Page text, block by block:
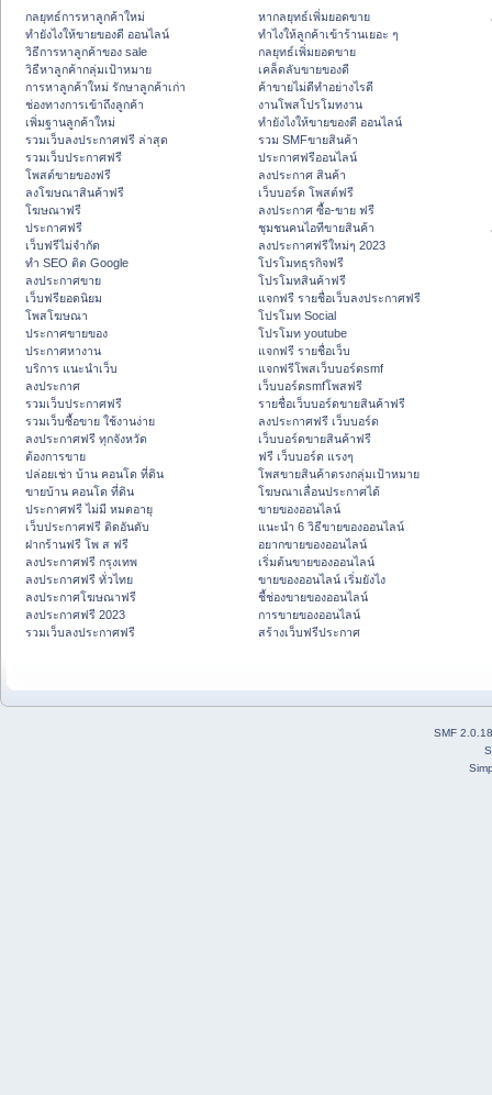
กลยุทธ์การหาลูกค้าใหม่
ทํายังไงให้ขายของดี ออนไลน์
วิธีการหาลูกค้าของ sale
วิธีหาลูกค้ากลุ่มเป้าหมาย
การหาลูกค้าใหม่ รักษาลูกค้าเก่า
ช่องทางการเข้าถึงลูกค้า
เพิ่มฐานลูกค้าใหม่
รวมเว็บลงประกาศฟรี ล่าสุด
รวมเว็บประกาศฟรี
โพสต์ขายของฟรี
ลงโฆษณาสินค้าฟรี
โฆษณาฟรี
ประกาศฟรี
เว็บฟรีไม่จำกัด
ทำ SEO ติด Google
ลงประกาศขาย
เว็บฟรียอดนิยม
โพสโฆษณา
ประกาศขายของ
ประกาศหางาน
บริการ แนะนำเว็บ
ลงประกาศ
รวมเว็บประกาศฟรี
รวมเว็บซื้อขาย ใช้งานง่าย
ลงประกาศฟรี ทุกจังหวัด
ต้องการขาย
ปล่อยเช่า บ้าน คอนโด ที่ดิน
ขายบ้าน คอนโด ที่ดิน
ประกาศฟรี ไม่มี หมดอายุ
เว็บประกาศฟรี ติดอันดับ
ฝากร้านฟรี โพ ส ฟรี
ลงประกาศฟรี กรุงเทพ
ลงประกาศฟรี ทั่วไทย
ลงประกาศโฆษณาฟรี
ลงประกาศฟรี 2023
รวมเว็บลงประกาศฟรี
หากลยุทธ์เพิ่มยอดขาย
ทําไงให้ลูกค้าเข้าร้านเยอะ ๆ
กลยุทธ์เพิ่มยอดขาย
เคล็ดลับขายของดี
ค้าขายไม่ดีทำอย่างไรดี
งานโพสโปรโมทงาน
ทํายังไงให้ขายของดี ออนไลน์
รวม SMFขายสินค้า
ประกาศฟรีออนไลน์
ลงประกาศ สินค้า
เว็บบอร์ด โพสต์ฟรี
ลงประกาศ ซื้อ-ขาย ฟรี
ชุมชนคนไอทีขายสินค้า
ลงประกาศฟรีใหม่ๆ 2023
โปรโมทธุรกิจฟรี
โปรโมทสินค้าฟรี
แจกฟรี รายชื่อเว็บลงประกาศฟรี
โปรโมท Social
โปรโมท youtube
แจกฟรี รายชื่อเว็บ
แจกฟรีโพสเว็บบอร์ดsmf
เว็บบอร์ดsmfโพสฟรี
รายชื่อเว็บบอร์ดขายสินค้าฟรี
ลงประกาศฟรี เว็บบอร์ด
เว็บบอร์ดขายสินค้าฟรี
ฟรี เว็บบอร์ด แรงๆ
โพสขายสินค้าตรงกลุ่มเป้าหมาย
โฆษณาเลื่อนประกาศได้
ขายของออนไลน์
แนะนำ 6 วิธีขายของออนไลน์
อยากขายของออนไลน์
เริ่มต้นขายของออนไลน์
ขายของออนไลน์ เริ่มยังไง
ชี้ช่องขายของออนไลน์
การขายของออนไลน์
สร้างเว็บฟรีประกาศ
SMF 2.0.18